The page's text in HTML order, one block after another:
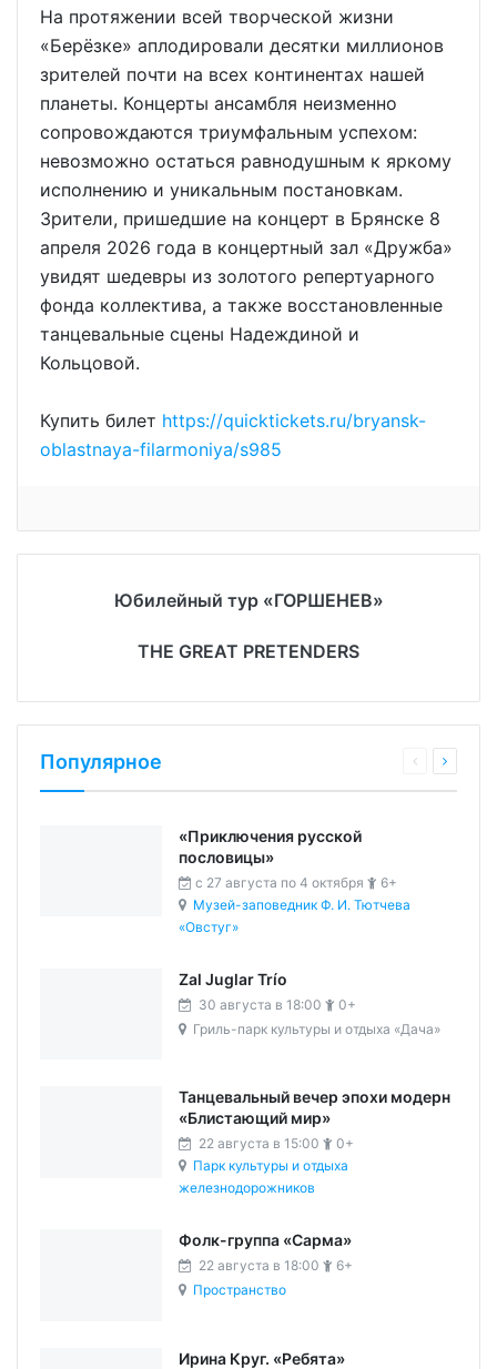
На протяжении всей творческой жизни
«Берёзке» аплодировали десятки миллионов
зрителей почти на всех континентах нашей
планеты. Концерты ансамбля неизменно
сопровождаются триумфальным успехом:
невозможно остаться равнодушным к яркому
исполнению и уникальным постановкам.
Зрители, пришедшие на концерт в Брянске 8
апреля 2026 года в концертный зал «Дружба»
увидят шедевры из золотого репертуарного
фонда коллектива, а также восстановленные
танцевальные сцены Надеждиной и
Кольцовой.
Купить билет https://quicktickets.ru/bryansk-
oblastnaya-filarmoniya/s985
Юбилейный тур «ГОРШЕНЕВ»
THE GREAT PRETENDERS
Популярное
«Приключения русской
пословицы»
c 27 августа по 4 октября
6+
Музей-заповедник Ф. И. Тютчева
«Овстуг»
Zal Juglar Trío
30 августа в 18:00
0+
Гриль-парк культуры и отдыха «Дача»
Танцевальный вечер эпохи модерн
«Блистающий мир»
22 августа в 15:00
0+
Парк культуры и отдыха
железнодорожников
Фолк-группа «Сарма»
22 августа в 18:00
6+
Пространство
Ирина Круг. «Ребята»